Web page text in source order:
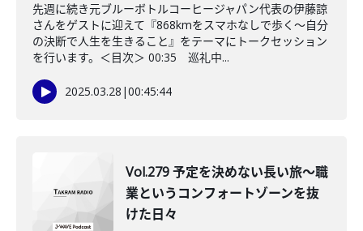
先週に続き元ブルーボトルコーヒージャパン代表の伊藤諒
さんをゲストに迎えて『868kmをスマホなしで歩く〜自分
の決断で人生を生きること』をテーマにトークセッション
を行います。＜目次＞ 00:35 巡礼中...
2025.03.28 |00:45:44
Vol.279 予定を決めない長い旅〜職
業というコンフォートゾーンを抜
けた日々